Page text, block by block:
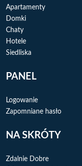
Apartamenty
Domki
Chaty
Hotele
Siedliska
PANEL
Logowanie
Zapomniane hasło
NA SKRÓTY
Zdalnie Dobre